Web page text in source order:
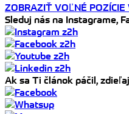
ZOBRAZIŤ VOĽNÉ POZÍCIE
Sleduj nás na Instagrame,
Ak sa Ti článok páčil,